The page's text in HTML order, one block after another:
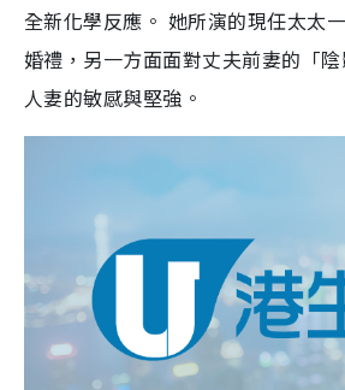
全新化學反應。 她所演的現任太太
婚禮，另一方面面對丈夫前妻的「
人妻的敏感與堅強。